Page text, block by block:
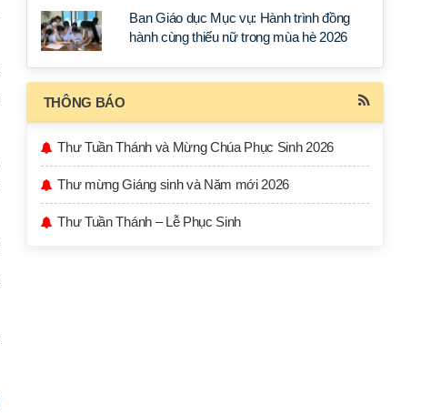
Ban Giáo dục Mục vụ: Hành trình đồng
hành cùng thiếu nữ trong mùa hè 2026
THÔNG BÁO
Thư Tuần Thánh và Mừng Chúa Phục Sinh 2026
Thư mừng Giáng sinh và Năm mới 2026
Thư Tuần Thánh – Lễ Phục Sinh